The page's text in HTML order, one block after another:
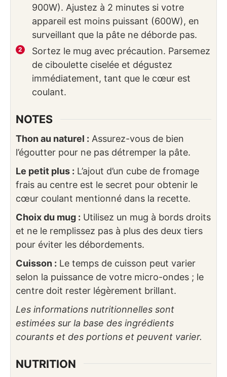
900W). Ajustez à 2 minutes si votre
appareil est moins puissant (600W), en
surveillant que la pâte ne déborde pas.
Sortez le mug avec précaution. Parsemez
de ciboulette ciselée et dégustez
immédiatement, tant que le cœur est
coulant.
NOTES
Thon au naturel : Assurez-vous de bien
l’égoutter pour ne pas détremper la pâte.
Le petit plus : L’ajout d’un cube de fromage
frais au centre est le secret pour obtenir le
cœur coulant mentionné dans la recette.
Choix du mug : Utilisez un mug à bords droits
et ne le remplissez pas à plus des deux tiers
pour éviter les débordements.
Cuisson : Le temps de cuisson peut varier
selon la puissance de votre micro-ondes ; le
centre doit rester légèrement brillant.
Les informations nutritionnelles sont
estimées sur la base des ingrédients
courants et des portions et peuvent varier.
NUTRITION